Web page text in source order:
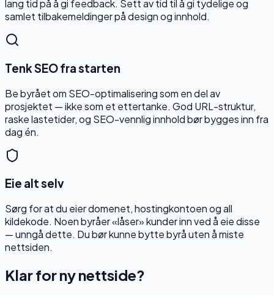
lang tid på å gi feedback. Sett av tid til å gi tydelige og
samlet tilbakemeldinger på design og innhold.
Tenk SEO fra starten
Be byrået om SEO-optimalisering som en del av
prosjektet — ikke som et ettertanke. God URL-struktur,
raske lastetider, og SEO-vennlig innhold bør bygges inn fra
dag én.
Eie alt selv
Sørg for at du eier domenet, hostingkontoen og all
kildekode. Noen byråer «låser» kunder inn ved å eie disse
— unngå dette. Du bør kunne bytte byrå uten å miste
nettsiden.
Klar for ny nettside?